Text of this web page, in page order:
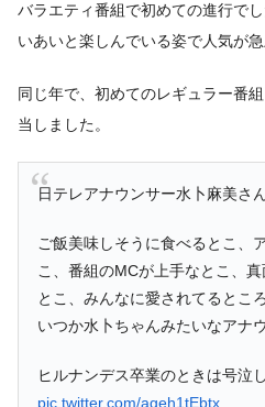
バラエティ番組で初めての進行で
いあいと楽しんでいる姿で人気が急
同じ年で、初めてのレギュラー番
当しました。
日テレアナウンサー水卜麻美さ
ご飯美味しそうに食べるとこ、
こ、番組のMCが上手なとこ、
とこ、みんなに愛されてるとこ
いつか水卜ちゃんみたいなアナ
ヒルナンデス卒業のときは号泣
pic.twitter.com/ageh1tEbtx